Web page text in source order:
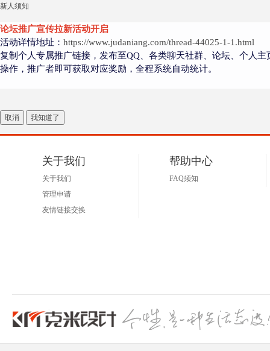
新人须知
论坛推广宣传拉新活动开启
活动详情地址： https://www.judaniang.com/thread-44025-1-1.html
复制个人专属推广链接，发布至QQ、各类聊天社群、论坛、个人
操作，推广者即可获取对应奖励，全程系统自动统计。
取消 我知道了
关于我们
关于我们
管理申请
友情链接交换
帮助中心
FAQ须知